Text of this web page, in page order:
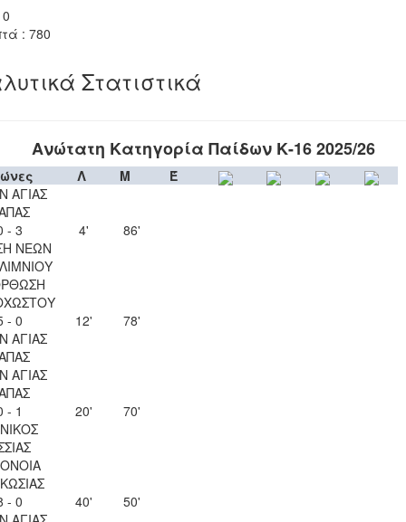
: 780
Στατιστικά
Ανώτατη Κατηγορία Παίδων Κ-16 2025/26
Λ Μ
Έ
ΑΓΙΑΣ
- 3
ΝΕΩΝ
4' 86'
- 0
ΑΓΙΑΣ
12' 78'
ΑΓΙΑΣ
- 1
20' 70'
- 0
40' 50'